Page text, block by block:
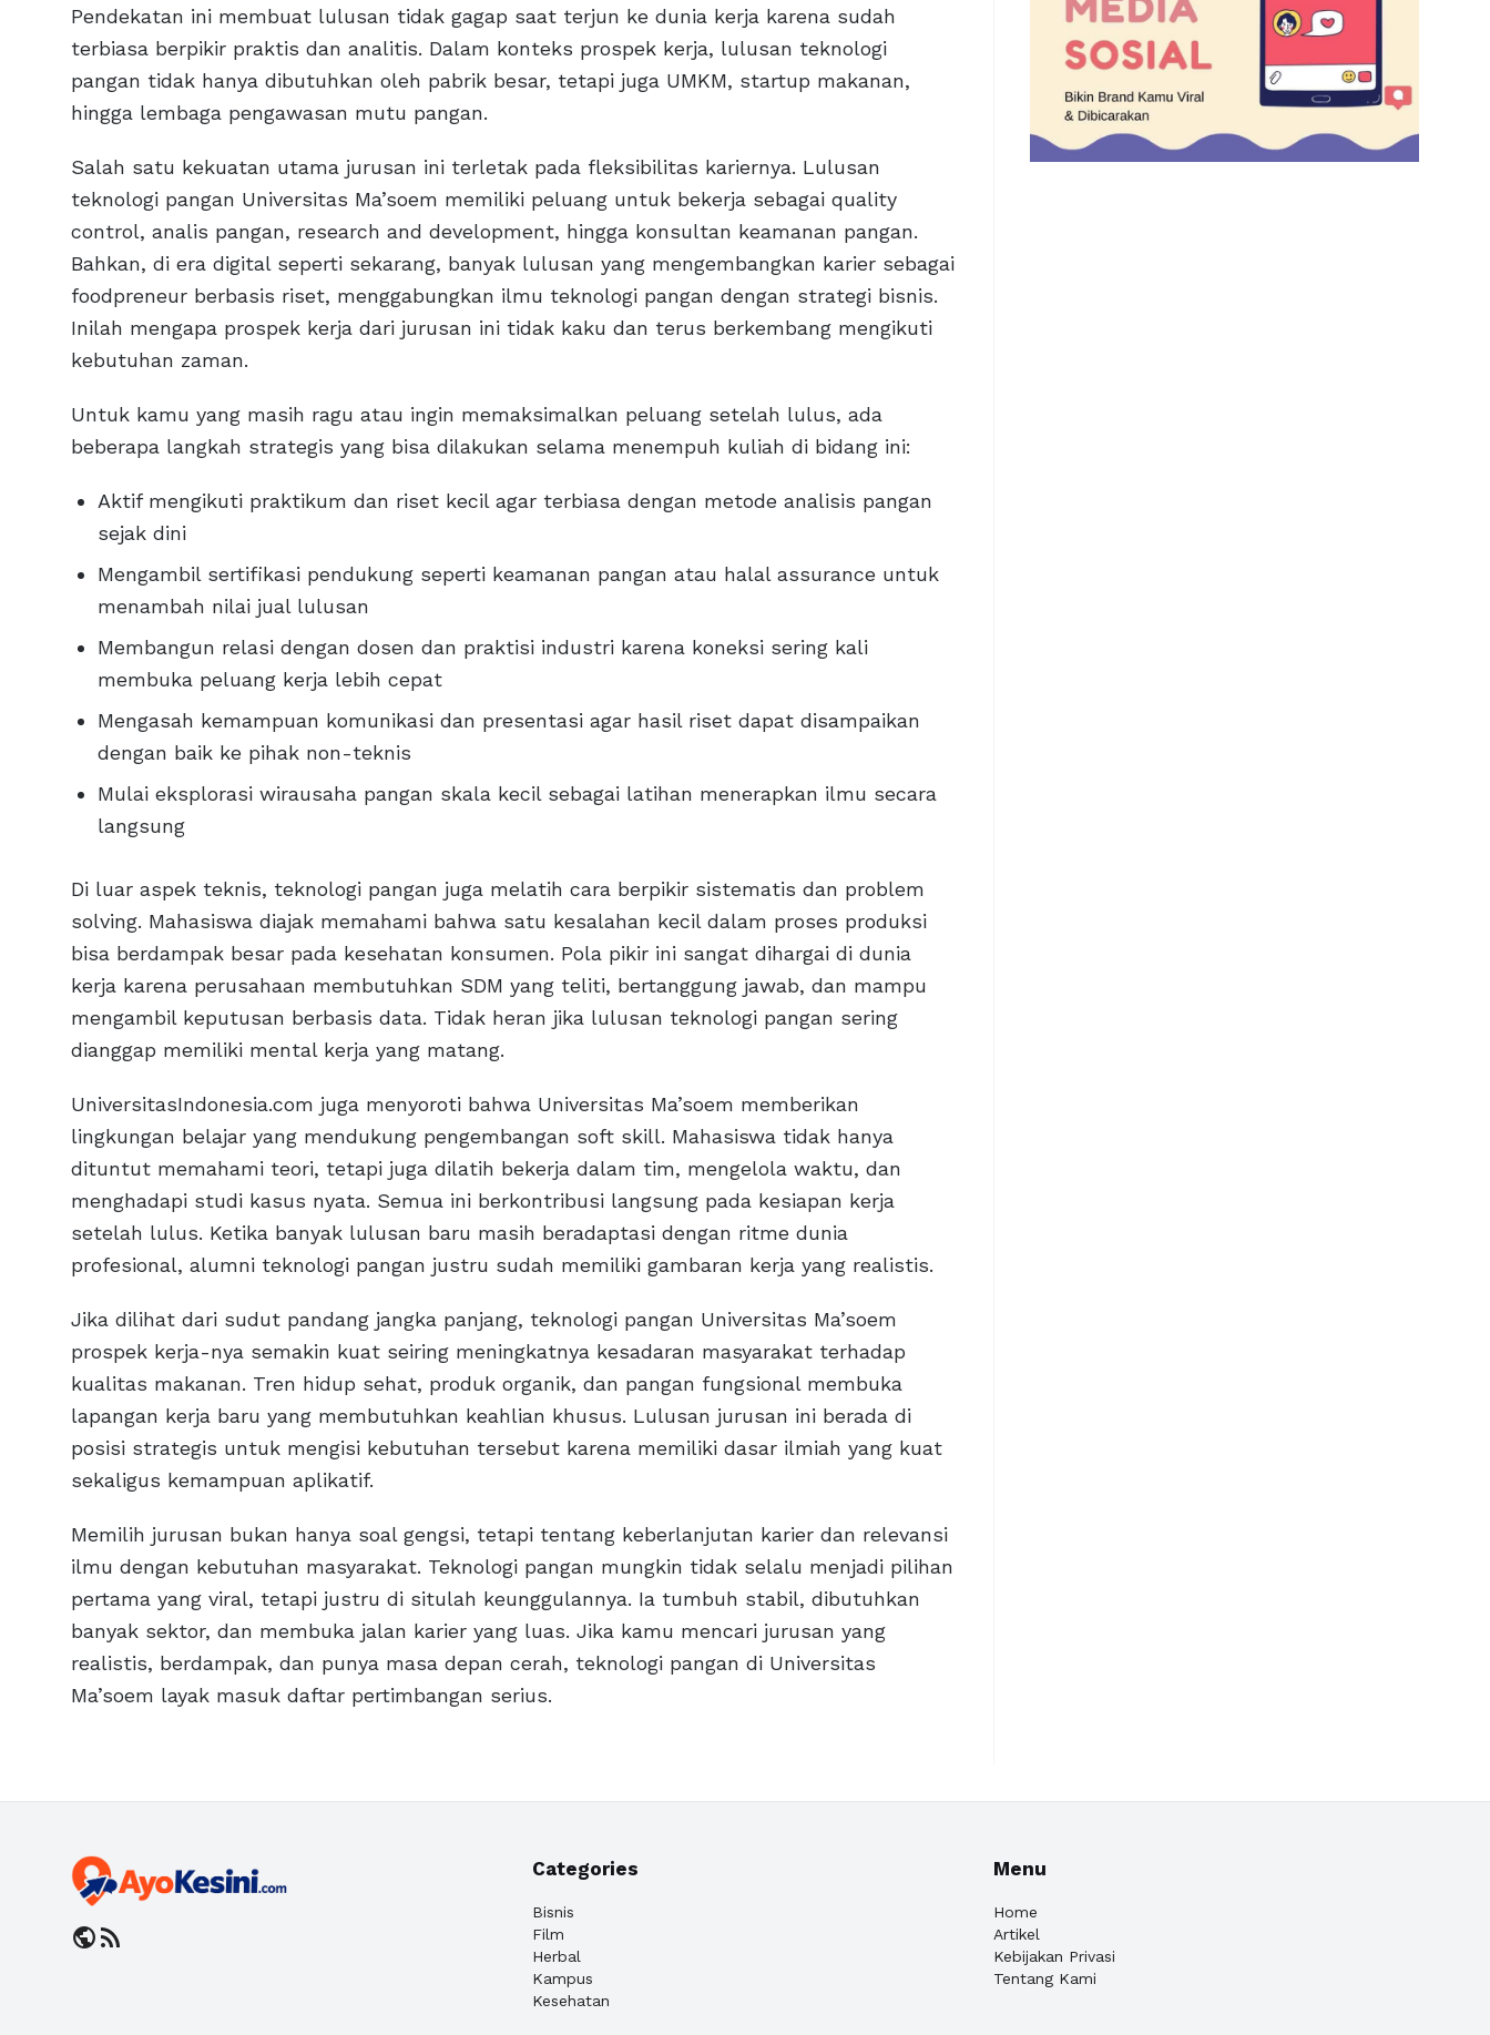
Pendekatan ini membuat lulusan tidak gagap saat terjun ke dunia kerja karena sudah
terbiasa berpikir praktis dan analitis. Dalam konteks prospek kerja, lulusan teknologi
pangan tidak hanya dibutuhkan oleh pabrik besar, tetapi juga UMKM, startup makanan,
hingga lembaga pengawasan mutu pangan.
Salah satu kekuatan utama jurusan ini terletak pada fleksibilitas kariernya. Lulusan
teknologi pangan Universitas Ma’soem memiliki peluang untuk bekerja sebagai quality
control, analis pangan, research and development, hingga konsultan keamanan pangan.
Bahkan, di era digital seperti sekarang, banyak lulusan yang mengembangkan karier sebagai
foodpreneur berbasis riset, menggabungkan ilmu teknologi pangan dengan strategi bisnis.
Inilah mengapa prospek kerja dari jurusan ini tidak kaku dan terus berkembang mengikuti
kebutuhan zaman.
Untuk kamu yang masih ragu atau ingin memaksimalkan peluang setelah lulus, ada
beberapa langkah strategis yang bisa dilakukan selama menempuh kuliah di bidang ini:
Aktif mengikuti praktikum dan riset kecil agar terbiasa dengan metode analisis pangan
sejak dini
Mengambil sertifikasi pendukung seperti keamanan pangan atau halal assurance untuk
menambah nilai jual lulusan
Membangun relasi dengan dosen dan praktisi industri karena koneksi sering kali
membuka peluang kerja lebih cepat
Mengasah kemampuan komunikasi dan presentasi agar hasil riset dapat disampaikan
dengan baik ke pihak non-teknis
Mulai eksplorasi wirausaha pangan skala kecil sebagai latihan menerapkan ilmu secara
langsung
Di luar aspek teknis, teknologi pangan juga melatih cara berpikir sistematis dan problem
solving. Mahasiswa diajak memahami bahwa satu kesalahan kecil dalam proses produksi
bisa berdampak besar pada kesehatan konsumen. Pola pikir ini sangat dihargai di dunia
kerja karena perusahaan membutuhkan SDM yang teliti, bertanggung jawab, dan mampu
mengambil keputusan berbasis data. Tidak heran jika lulusan teknologi pangan sering
dianggap memiliki mental kerja yang matang.
UniversitasIndonesia.com juga menyoroti bahwa Universitas Ma’soem memberikan
lingkungan belajar yang mendukung pengembangan soft skill. Mahasiswa tidak hanya
dituntut memahami teori, tetapi juga dilatih bekerja dalam tim, mengelola waktu, dan
menghadapi studi kasus nyata. Semua ini berkontribusi langsung pada kesiapan kerja
setelah lulus. Ketika banyak lulusan baru masih beradaptasi dengan ritme dunia
profesional, alumni teknologi pangan justru sudah memiliki gambaran kerja yang realistis.
Jika dilihat dari sudut pandang jangka panjang, teknologi pangan Universitas Ma’soem
prospek kerja-nya semakin kuat seiring meningkatnya kesadaran masyarakat terhadap
kualitas makanan. Tren hidup sehat, produk organik, dan pangan fungsional membuka
lapangan kerja baru yang membutuhkan keahlian khusus. Lulusan jurusan ini berada di
posisi strategis untuk mengisi kebutuhan tersebut karena memiliki dasar ilmiah yang kuat
sekaligus kemampuan aplikatif.
Memilih jurusan bukan hanya soal gengsi, tetapi tentang keberlanjutan karier dan relevansi
ilmu dengan kebutuhan masyarakat. Teknologi pangan mungkin tidak selalu menjadi pilihan
pertama yang viral, tetapi justru di situlah keunggulannya. Ia tumbuh stabil, dibutuhkan
banyak sektor, dan membuka jalan karier yang luas. Jika kamu mencari jurusan yang
realistis, berdampak, dan punya masa depan cerah, teknologi pangan di Universitas
Ma’soem layak masuk daftar pertimbangan serius.
publicrss_feed
Categories
Bisnis
Film
Herbal
Kampus
Kesehatan
Menu
Home
Artikel
Kebijakan Privasi
Tentang Kami